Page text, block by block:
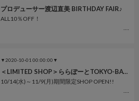
プロデューサー渡辺直美 BIRTHDAY FAIR♪
ALL10％OFF！
▼2020-10-01 00:00:00▼
＜LIMITED SHOP＞ららぽーとTOKYO-BAY店
10/14(水)～11/9(月)期間限定SHOP OPEN!!